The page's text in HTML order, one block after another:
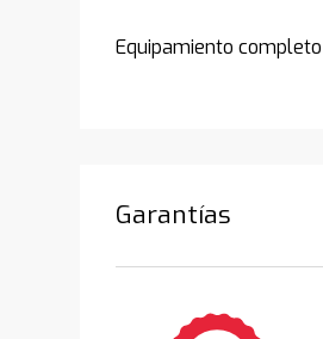
Equipamiento completo
Garantías